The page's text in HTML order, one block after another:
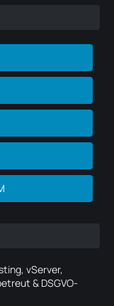
vServer,
& DSGVO-